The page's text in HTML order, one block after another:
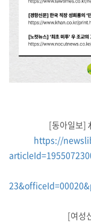
[동아일보]
https://
[여성